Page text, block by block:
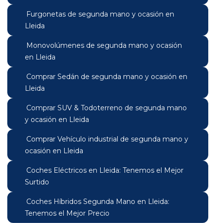
Furgonetas de segunda mano y ocasión en
Lleida
Monovolúmenes de segunda mano y ocasión
en Lleida
Comprar Sedán de segunda mano y ocasión en
Lleida
Comprar SUV & Todoterreno de segunda mano
y ocasión en Lleida
Comprar Vehículo industrial de segunda mano y
ocasión en Lleida
Coches Eléctricos en Lleida: Tenemos el Mejor
Surtido
Coches Híbridos Segunda Mano en Lleida:
Tenemos el Mejor Precio